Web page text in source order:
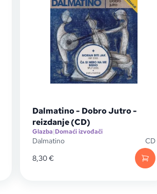
Dalmatino - Dobro Jutro -
reizdanje (CD)
Glazba|Domaći izvođači
Dalmatino
CD
8,30€